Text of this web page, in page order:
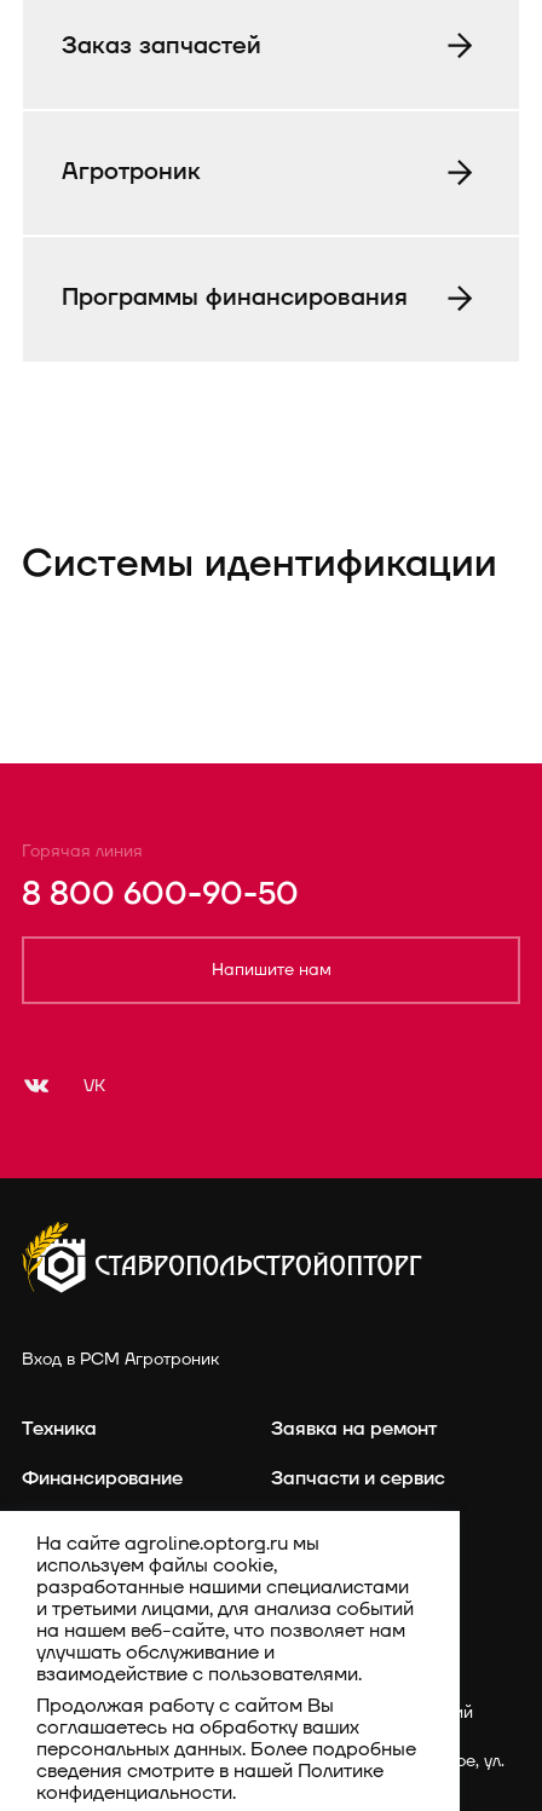
Заказ запчастей
Агротроник
Программы финансирования
Системы идентификации
Горячая линия
8 800 600-90-50
Напишите нам
VK
Вход в РСМ Агротроник
Техника
Финансирование
Каталог запасных частей
Компания
Заявка на ремонт
Запчасти и сервис
Акции
Россия, Ставропольский
край, Шпаковский
район, с. Верхнерусское, ул.
На сайте agroline.optorg.ru мы
используем файлы cookie,
разработанные нашими специалистами
и третьими лицами, для анализа событий
на нашем веб-сайте, что позволяет нам
улучшать обслуживание и
взаимодействие с пользователями.
Продолжая работу с сайтом Вы
соглашаетесь на обработку ваших
персональных данных. Более подробные
сведения смотрите в нашей Политике
конфиденциальности.